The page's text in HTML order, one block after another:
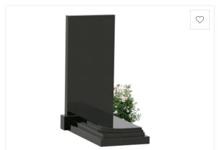
минимальные стандартные размеры: Стела: 80x40x5